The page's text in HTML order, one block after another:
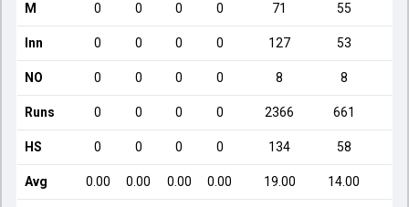
M 0 0 0 0 71 55
Inn 0 0 0 0 127 53
NO 0 0 0 0 8 8
Runs 0 0 0 0 2366 661
HS 0 0 0 0 134 58
Avg 0.00 0.00 0.00 0.00 19.00 14.00